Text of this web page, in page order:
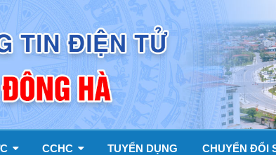
CCHC TUYỂN DỤNG CHUYỂN ĐỔI